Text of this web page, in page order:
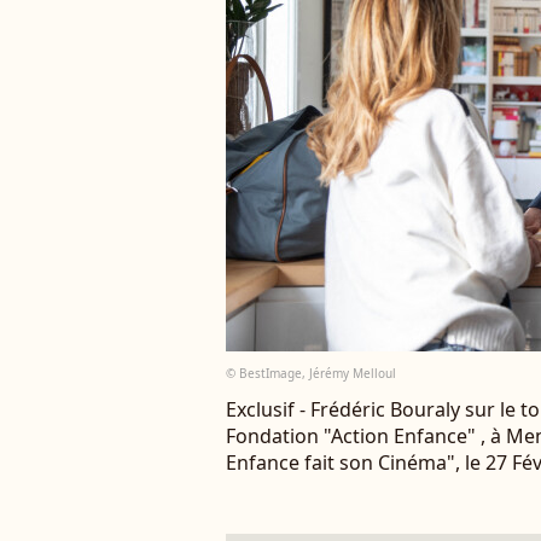
© BestImage, Jérémy Melloul
Exclusif - Frédéric Bouraly sur le
Fondation "Action Enfance" , à
Enfance fait son Cinéma", le 27